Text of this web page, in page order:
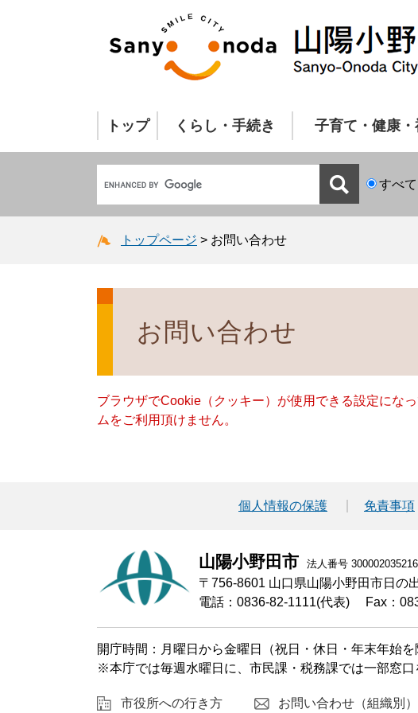
トップ くらし・手続き 子育て・健康・
すべて
トップページ > お問い合わせ
お問い合わせ
ブラウザでCookie（クッキー）が使用できる設定にな
ムをご利用頂けません。
個人情報の保護 免責事項
山陽小野田市 法人番号
〒756-8601 山口県山陽小野田市日の
電話：0836-82-1111(代表)
Fax：
開庁時間：月曜日から金曜日（祝日・休日・年末年始
※本庁では毎週水曜日に、市民課・税務課では一部窓口
市役所への行き方 お問い合わせ（組織別）